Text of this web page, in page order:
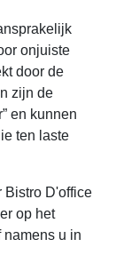
onjuiste
door de
zijn de
en kunnen
ten laste
Bistro D'office
op het
namens u in